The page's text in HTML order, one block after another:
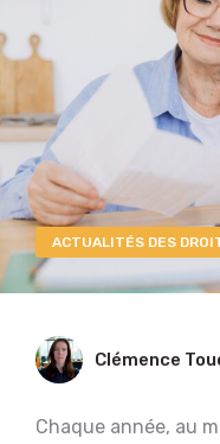
ACTUALITÉS DES
Clémence
Chaque année, au